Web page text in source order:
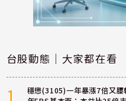
台股動態｜大家都在看
1
穩懋(3105)一年暴漲7倍又